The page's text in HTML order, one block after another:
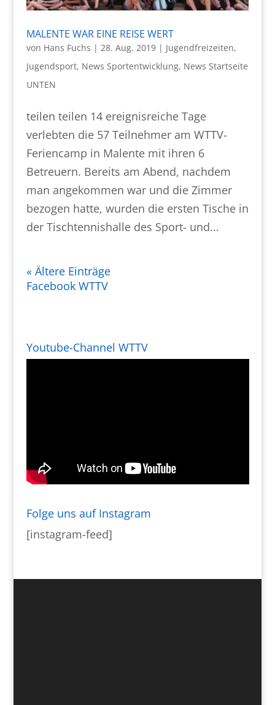
MALENTE WAR EINE REISE WERT
von Hans Fuchs | 28. Aug. 2019| Jugendfreizeiten,
Jugendsport, News Sportentwicklung, News Startseite
UNTEN
teilen teilen 14 ereignisreiche Tage
verlebten die 57 Teilnehmer am WTTV-
Feriencamp in Malente mit ihren 6
Betreuern. Bereits am Abend, nachdem
man angekommen war und die Zimmer
bezogen hatte, wurden die ersten Tische in
der Tischtennishalle des Sport- und...
« Ältere Einträge
Facebook WTTV
Youtube-Channel WTTV
Folge uns auf Instagram
[instagram-feed]